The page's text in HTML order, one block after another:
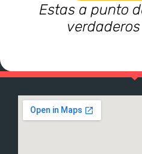
Estas a punto